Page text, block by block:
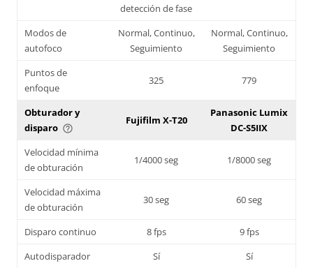
detección de fase
Modos de
autofoco
Normal, Continuo,
Seguimiento
Normal, Continuo,
Seguimiento
Puntos de
enfoque
325 779
Obturador y
disparo help_outline
Fujifilm X-T20
Panasonic Lumix
DC-S5IIX
Velocidad mínima
de obturación
1/4000 seg 1/8000 seg
Velocidad máxima
de obturación
30 seg 60 seg
Disparo continuo 8 fps
9 fps
Autodisparador
Sí Sí